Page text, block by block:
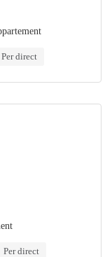
Per direct
Per direct